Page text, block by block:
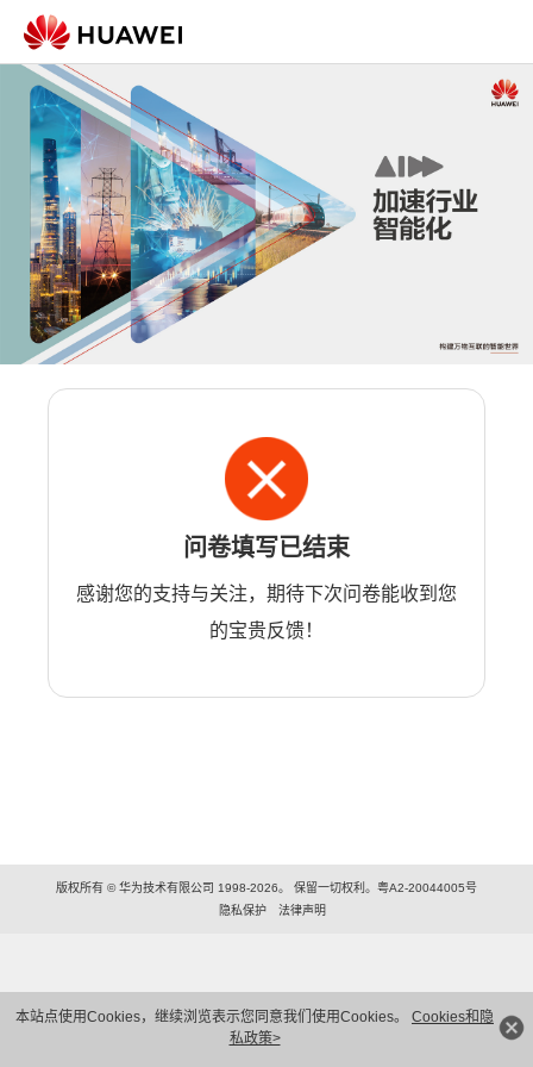
本站点使用Cookies，继续浏览表示您同意我们使用Cookies。 Cookies和隐
私政策>
问卷填写已结束
感谢您的支持与关注，期待下次问卷能收到您
的宝贵反馈！
版权所有 © 华为技术有限公司 1998-2026。 保留一切权利。粤A2-20044005号
隐私保护
法律声明